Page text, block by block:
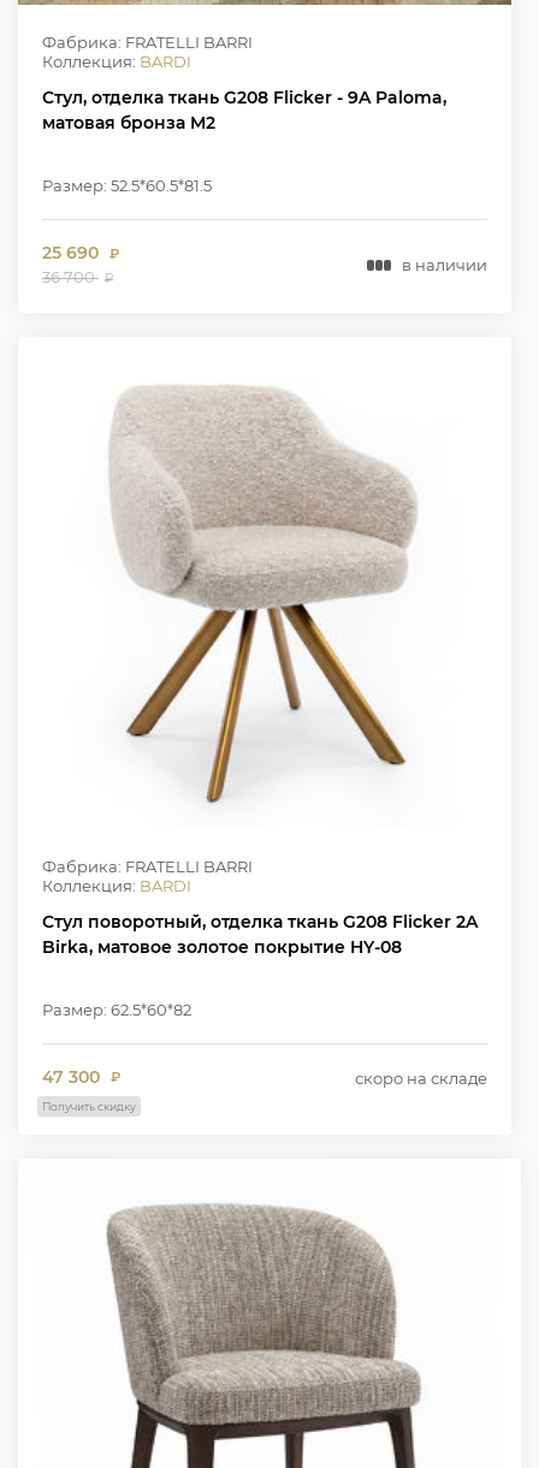
Фабрика: FRATELLI BARRI
Коллекция: BARDI
Стул, отделка ткань G208 Flicker - 9A Paloma,
матовая бронза M2
Размер: 52.5*60.5*81.5
25 690 ₽
36 700 ₽
в наличии
Фабрика: FRATELLI BARRI
Коллекция: BARDI
Стул поворотный, отделка ткань G208 Flicker 2A
Birka, матовое золотое покрытие HY-08
Размер: 62.5*60*82
47 300 ₽ скоро на складе
Получить скидку